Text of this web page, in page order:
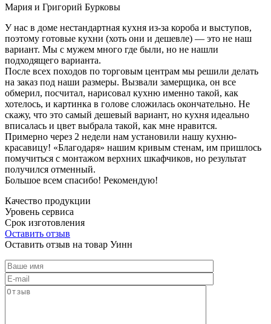
Мария и Григорий Бурковы
У нас в доме нестандартная кухня из-за короба и выступов,
поэтому готовые кухни (хоть они и дешевле) — это не наш
вариант. Мы с мужем много где были, но не нашли
подходящего варианта.
После всех походов по торговым центрам мы решили делать
на заказ под наши размеры. Вызвали замерщика, он все
обмерил, посчитал, нарисовал кухню именно такой, как
хотелось, и картинка в голове сложилась окончательно. Не
скажу, что это самый дешевый вариант, но кухня идеально
вписалась и цвет выбрала такой, как мне нравится.
Примерно через 2 недели нам установили нашу кухню-
красавицу! «Благодаря» нашим кривым стенам, им пришлось
помучиться с монтажом верхних шкафчиков, но результат
получился отменный.
Большое всем спасибо! Рекомендую!
Качество продукции
Уровень сервиса
Срок изготовления
Оставить отзыв
Оставить отзыв на товар Уинн